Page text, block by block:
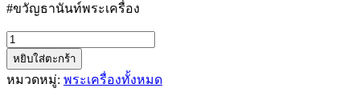
#ขวัญธานันท์พระเครื่อง
จำนวน
หลวง
ปู่ทวด
หยิบใส่ตะกร้า
หมวดหมู่: พระเครื่องทั้งหมด